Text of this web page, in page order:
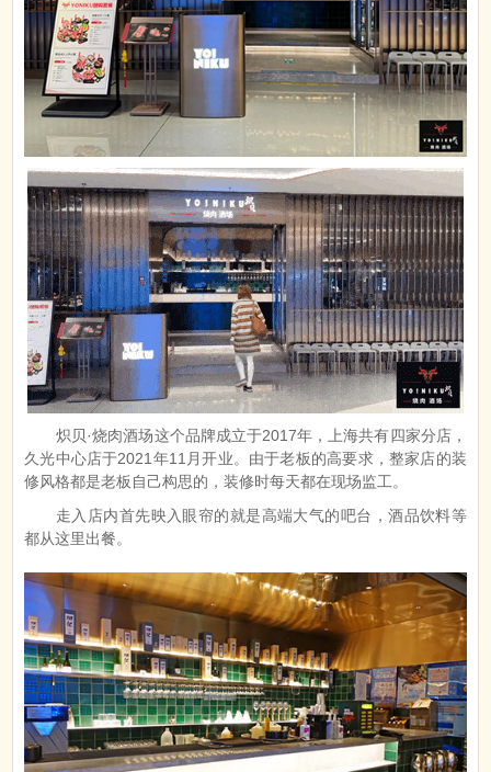
炽贝·烧肉酒场这个品牌成立于2017年，上海共有四家分店，
久光中心店于2021年11月开业。由于老板的高要求，整家店的装
修风格都是老板自己构思的，装修时每天都在现场监工。
走入店内首先映入眼帘的就是高端大气的吧台，酒品饮料等
都从这里出餐。